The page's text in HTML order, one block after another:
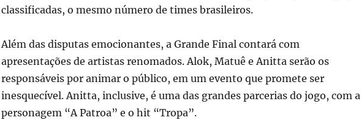
classificadas, o mesmo número de times brasileiros.
Além das disputas emocionantes, a Grande Final contará com
apresentações de artistas renomados. Alok, Matuê e Anitta serão os
responsáveis por animar o público, em um evento que promete ser
inesquecível. Anitta, inclusive, é uma das grandes parcerias do jogo, com a
personagem “A Patroa” e o hit “Tropa”.